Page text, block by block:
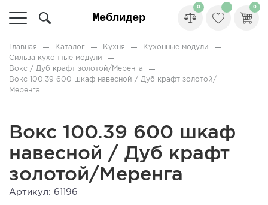
0 0
Главная Каталог Кухня
Кухонные модули
Сильва кухонные модули
Вокс / Дуб крафт золотой/Меренга
Вокс 100.39 600 шкаф навесной / Дуб крафт золотой/
Меренга
Вокс 100.39 600 шкаф
навесной / Дуб крафт
золотой/Меренга
Артикул: 61196